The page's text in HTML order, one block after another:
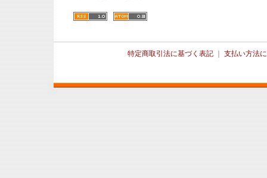
特定商取引法に基づく表記 支払い方法